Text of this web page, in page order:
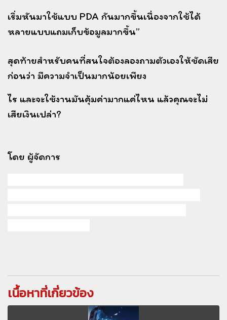
เริ่มหันมาใช้แบบ PDA กันมากขึ้นเนื่องจากใช้ได้
หลายแบบแถมเก็บข้อมูลมากขึ้น”
สุดท้ายสำหรับคนที่สนใจต้องลองถามตัวเองให้ชัดเสีย
ก่อนว่า มีความจำเป็นมากน้อยเพียง
ไร และจะใช้งานมันคุ้มค่ามากแค่ไหน แล้วคุณจะไม่
เสียเงินเปล่า?
โดย ผู้จัดการ
เนื้อหาที่เกี่ยวข้อง